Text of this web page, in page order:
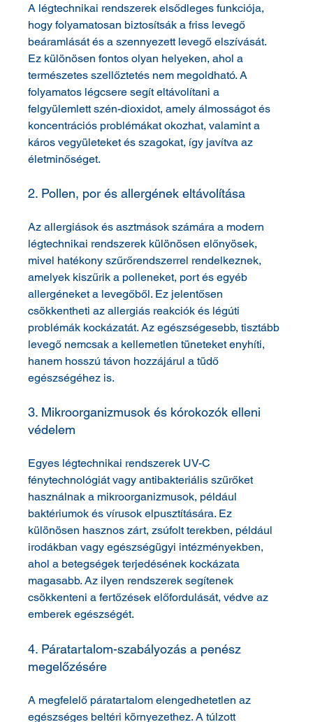
A légtechnikai rendszerek elsődleges funkciója,
hogy folyamatosan biztosítsák a friss levegő
beáramlását és a szennyezett levegő elszívását.
Ez különösen fontos olyan helyeken, ahol a
természetes szellőztetés nem megoldható. A
folyamatos légcsere segít eltávolítani a
felgyülemlett szén-dioxidot, amely álmosságot és
koncentrációs problémákat okozhat, valamint a
káros vegyületeket és szagokat, így javítva az
életminőséget.
2. Pollen, por és allergének eltávolítása
Az allergiások és asztmások számára a modern
légtechnikai rendszerek különösen előnyösek,
mivel hatékony szűrőrendszerrel rendelkeznek,
amelyek kiszűrik a polleneket, port és egyéb
allergéneket a levegőből. Ez jelentősen
csökkentheti az allergiás reakciók és légúti
problémák kockázatát. Az egészségesebb, tisztább
levegő nemcsak a kellemetlen tüneteket enyhíti,
hanem hosszú távon hozzájárul a tüdő
egészségéhez is.
3. Mikroorganizmusok és kórokozók elleni
védelem
Egyes légtechnikai rendszerek UV-C
fénytechnológiát vagy antibakteriális szűrőket
használnak a mikroorganizmusok, például
baktériumok és vírusok elpusztítására. Ez
különösen hasznos zárt, zsúfolt terekben, például
irodákban vagy egészségügyi intézményekben,
ahol a betegségek terjedésének kockázata
magasabb. Az ilyen rendszerek segítenek
csökkenteni a fertőzések előfordulását, védve az
emberek egészségét.
4. Páratartalom-szabályozás a penész
megelőzésére
A megfelelő páratartalom elengedhetetlen az
egészséges beltéri környezethez. A túlzott